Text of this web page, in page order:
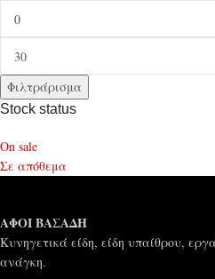
Φιλτράρισμα
Stock status
On sale
Σε απόθεμα
ΑΦΟΙ ΒΑΣΑΔΗ
Κυνηγετικά είδη, είδη υπαίθρου,
ανάγκη.